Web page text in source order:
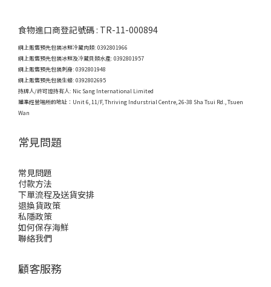
食物進口商登記號碼 : TR-11-000894
網上販售預先包裝冰鮮冷藏肉類: 0392801966
網上販售預先包裝冰鮮及冷藏貝類水產: 0392801957
網上販售預先包裝刺身: 0392801948
網上販售預先包裝生蠔: 0392802695
持牌人/許可證持有人: Nic Sang International Limited
獲準經營場所的地址： Unit 6, 11/F, Thriving Indurstrial Centre, 26-38 Sha Tsui Rd., Tsuen
Wan
常見問題
常見問題
付款方法
下單流程及送貨安排
退換貨政策
私隱政策
如何保存海鮮
聯絡我們
顧客服務